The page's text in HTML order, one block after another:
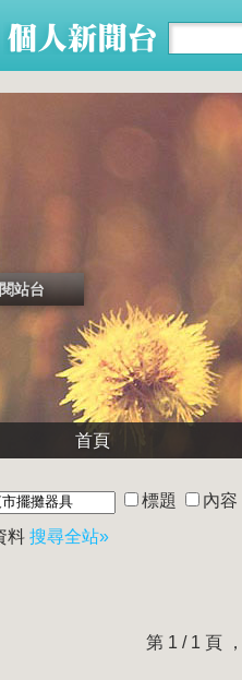
站台
首頁
標題
內容
料 搜尋全站»
第 1 / 1